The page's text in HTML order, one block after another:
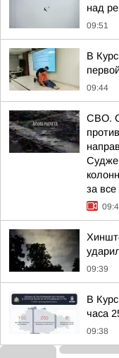
над
09:51
В
09:44
СВО.
за
09:39
В
часа
09:38